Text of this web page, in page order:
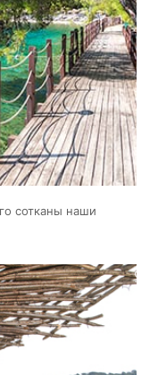
ЗАБРОНИРОВАТЬ
сотканы наши